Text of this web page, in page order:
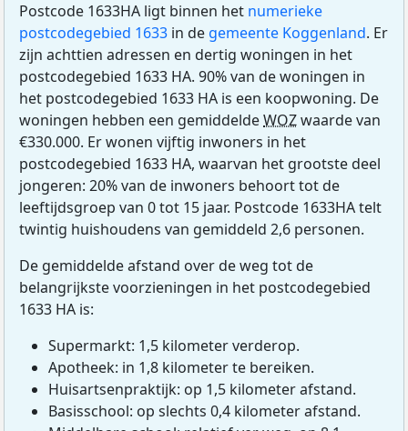
Postcode 1633HA ligt binnen het numerieke
postcodegebied 1633 in de gemeente Koggenland. Er
zijn achttien adressen en dertig woningen in het
postcodegebied 1633 HA. 90% van de woningen in
het postcodegebied 1633 HA is een koopwoning. De
woningen hebben een gemiddeldeWOZwaarde van
€330.000. Er wonen vijftig inwoners in het
postcodegebied 1633 HA, waarvan het grootste deel
jongeren: 20% van de inwoners behoort tot de
leeftijdsgroep van 0 tot 15 jaar. Postcode 1633HA telt
twintig huishoudens van gemiddeld 2,6 personen.
De gemiddelde afstand over de weg tot de
belangrijkste voorzieningen in het postcodegebied
1633 HA is:
Supermarkt: 1,5 kilometer verderop.
Apotheek: in 1,8 kilometer te bereiken.
Huisartsenpraktijk: op 1,5 kilometer afstand.
Basisschool: op slechts 0,4 kilometer afstand.